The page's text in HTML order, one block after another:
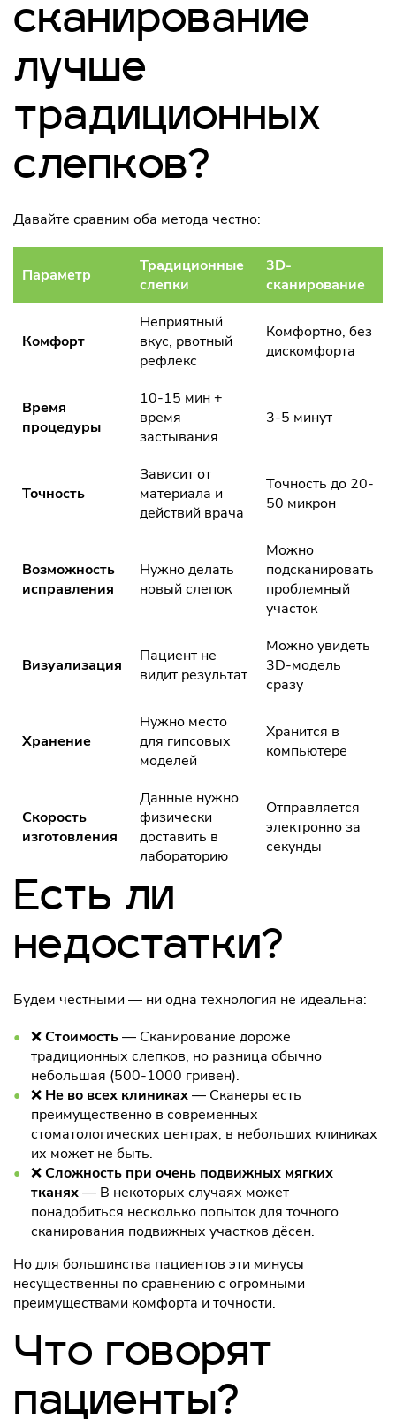
сканирование
лучше
традиционных
слепков?
Давайте сравним оба метода честно:
Параметр
Традиционные
слепки
3D-
сканирование
Комфорт
Неприятный
вкус, рвотный
рефлекс
Комфортно, без
дискомфорта
Время
процедуры
10-15 мин +
время
застывания
3-5 минут
Точность
Зависит от
материала и
действий врача
Точность до 20-
50 микрон
Возможность
исправления
Нужно делать
новый слепок
Можно
подсканировать
проблемный
участок
Визуализация
Пациент не
видит результат
Можно увидеть
3D-модель
сразу
Хранение
Нужно место
для гипсовых
моделей
Хранится в
компьютере
Скорость
изготовления
Данные нужно
физически
доставить в
лабораторию
Отправляется
электронно за
секунды
Есть ли
недостатки?
Будем честными — ни одна технология не идеальна:
❌Стоимость— Сканирование дороже
традиционных слепков, но разница обычно
небольшая (500-1000 гривен).
❌ Не во всех клиниках— Сканеры есть
преимущественно в современных
стоматологических центрах, в небольших клиниках
их может не быть.
❌Сложность при очень подвижных мягких
тканях— В некоторых случаях может
понадобиться несколько попыток для точного
сканирования подвижных участков дёсен.
Но для большинства пациентов эти минусы
несущественны по сравнению с огромными
преимуществами комфорта и точности.
Что говорят
пациенты?